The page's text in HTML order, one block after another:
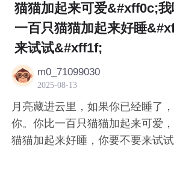
猫猫加起来可爱&#xff0c;
一百只猫猫加起来好睡
来试试&#xff1f;
m0_71099030
2025-08-13
月亮藏进云里，如果你已经睡了
你。你比一百只猫猫加起来可爱
猫猫加起来好睡，你要不要来试试